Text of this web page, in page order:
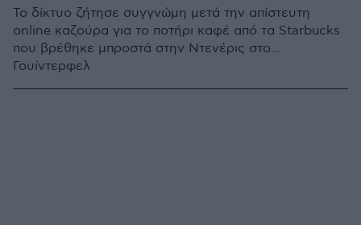
Το δίκτυο ζήτησε συγγνώμη μετά την απίστευτη
online καζούρα για το ποτήρι καφέ από τα Starbucks
που βρέθηκε μπροστά στην Ντενέρις στο...
Γουίντερφελ